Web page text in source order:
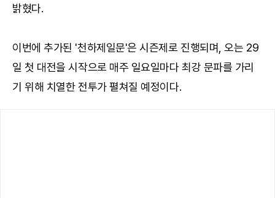
밝혔다.
이번에 추가된 '천하제일문'은 시즌제로 진행되며, 오는 29
일 첫 대전을 시작으로 매주 일요일마다 최강 문파를 가리
기 위해 치열한 전투가 펼쳐질 예정이다.